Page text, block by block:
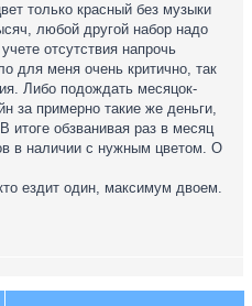
только красный без музыки
любой другой набор надо
отсутствия напрочь
для меня очень критично, так
Либо подождать месяцок-
за примерно такие же деньги,
итоге обзванивая раз в месяц
в наличии с нужным цветом. О
ездит один, максимум двоем.